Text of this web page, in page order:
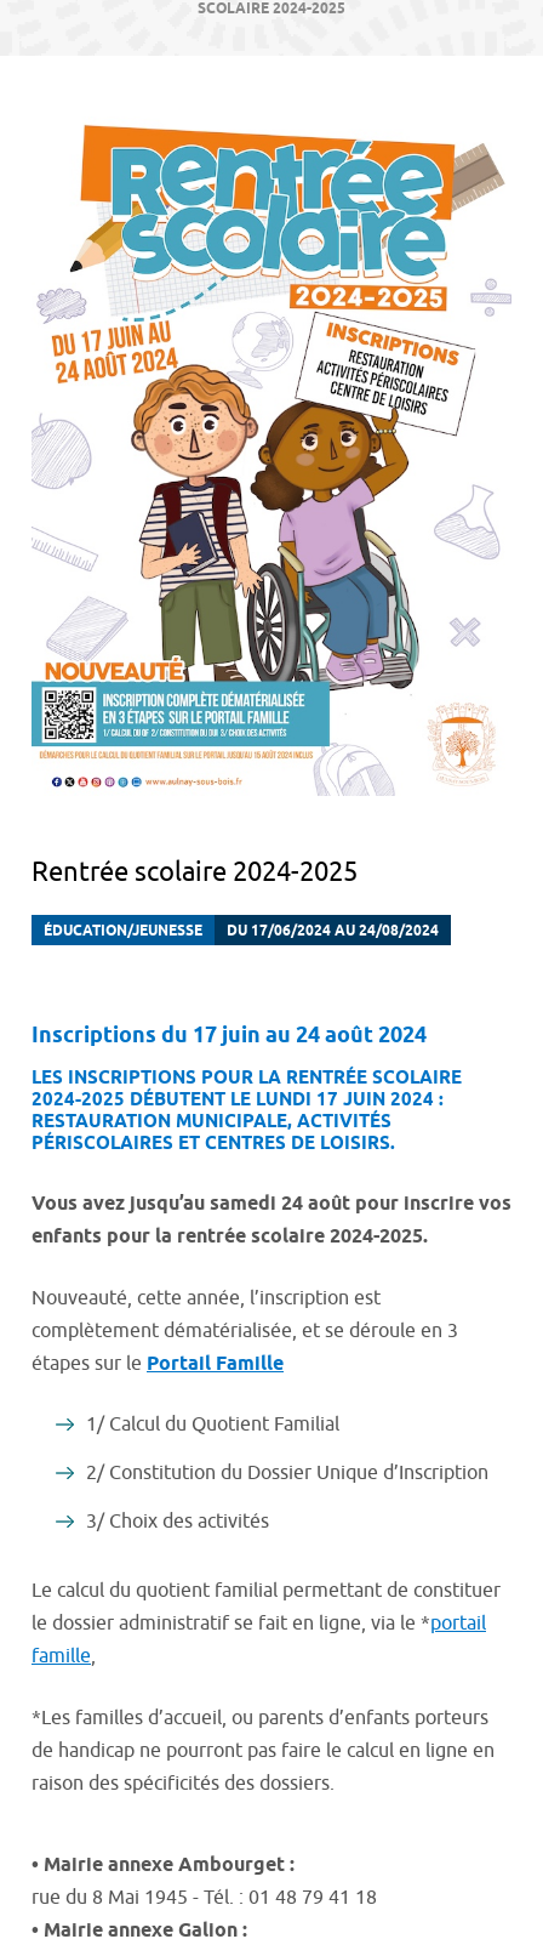
SCOLAIRE 2024-2025
Rentrée scolaire 2024-2025
ÉDUCATION/JEUNESSE DU 17/06/2024 AU 24/08/2024
Inscriptions du 17 juin au 24 août 2024
LES INSCRIPTIONS POUR LA RENTRÉE SCOLAIRE
2024-2025 DÉBUTENT LE LUNDI 17 JUIN 2024 :
RESTAURATION MUNICIPALE, ACTIVITÉS
PÉRISCOLAIRES ET CENTRES DE LOISIRS.
Vous avez jusqu’au samedi 24 août pour inscrire vos
enfants pour la rentrée scolaire 2024-2025.
Nouveauté, cette année, l’inscription est
complètement dématérialisée, et se déroule en 3
étapes sur le Portail Famille
1/ Calcul du Quotient Familial
2/ Constitution du Dossier Unique d’Inscription
3/ Choix des activités
Le calcul du quotient familial permettant de constituer
le dossier administratif se fait en ligne, via le *portail
famille,
*Les familles d’accueil, ou parents d’enfants porteurs
de handicap ne pourront pas faire le calcul en ligne en
raison des spécificités des dossiers.
• Mairie annexe Ambourget :
rue du 8 Mai 1945 - Tél. : 01 48 79 41 18
• Mairie annexe Galion :